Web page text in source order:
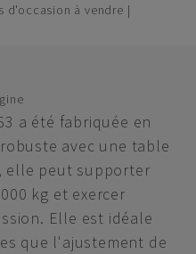
d'occasion à vendre |
a été fabriquée en
avec une table
elle peut supporter
kg et exercer
Elle est idéale
que l'ajustement de